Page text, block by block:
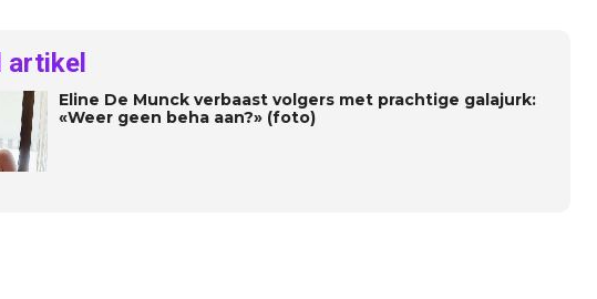
artikel
Eline De Munck verbaast volgers met prachtige galajurk:
«Weer geen beha aan?» (foto)